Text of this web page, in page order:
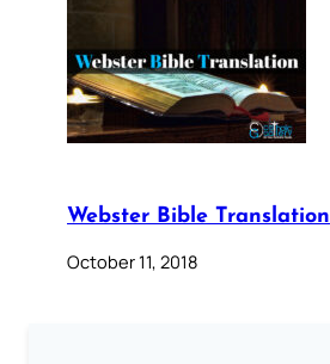
Webster Bible Translation
October 11, 2018